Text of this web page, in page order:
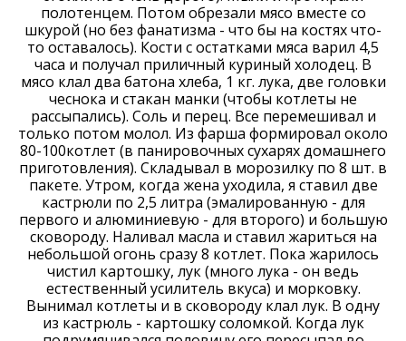
полотенцем. Потом обрезали мясо вместе со
шкурой (но без фанатизма - что бы на костях что-
то оставалось). Кости с остатками мяса варил 4,5
часа и получал приличный куриный холодец. В
мясо клал два батона хлеба, 1 кг. лука, две головки
чеснока и стакан манки (чтобы котлеты не
рассыпались). Соль и перец. Все перемешивал и
только потом молол. Из фарша формировал около
80-100котлет (в панировочных сухарях домашнего
приготовления). Складывал в морозилку по 8 шт. в
пакете. Утром, когда жена уходила, я ставил две
кастрюли по 2,5 литра (эмалированную - для
первого и алюминиевую - для второго) и большую
сковороду. Наливал масла и ставил жариться на
небольшой огонь сразу 8 котлет. Пока жарилось
чистил картошку, лук (много лука - он ведь
естественный усилитель вкуса) и морковку.
Вынимал котлеты и в сковороду клал лук. В одну
из кастрюль - картошку соломкой. Когда лук